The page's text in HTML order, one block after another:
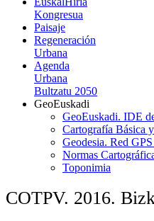
Kongresua
Paisaje
Regeneración
Urbana
Agenda
Urbana
Bultzatu 2050
GeoEuskadi
GeoEuskadi. IDE
Cartografía Básica
Geodesia. Red
Normas
Toponimia
COTPV. 2016.